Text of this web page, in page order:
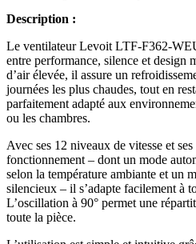
Description :
Le ventilateur Levoit LTF-F362-
entre performance, silence et design
d’air élevée, il assure un
journées les plus chaudes, tout en
parfaitement adapté aux
ou les chambres.
Avec ses 12 niveaux de vitesse et
fonctionnement – dont un mode
selon la température ambiante et un
silencieux – il s’adapte facilement à
L’oscillation à 90° permet une
toute la pièce.